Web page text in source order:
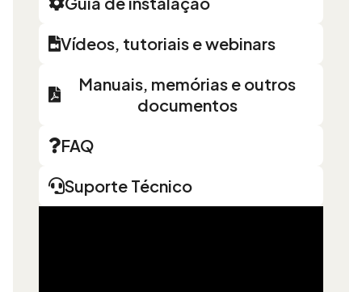
Vídeos, tutoriais e webinars
Manuais, memórias e outros
documentos
FAQ
Suporte Técnico